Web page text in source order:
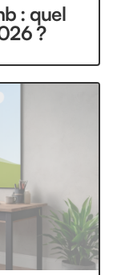
: quel
?